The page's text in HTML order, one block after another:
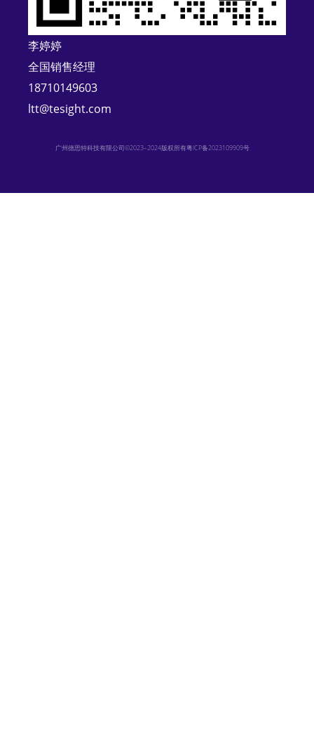
:
李婷婷
全国销售经理
18710149603
ltt@tesight.com
广州德思特科技有限公司©2023–2024版权所有粤ICP备2023109909号